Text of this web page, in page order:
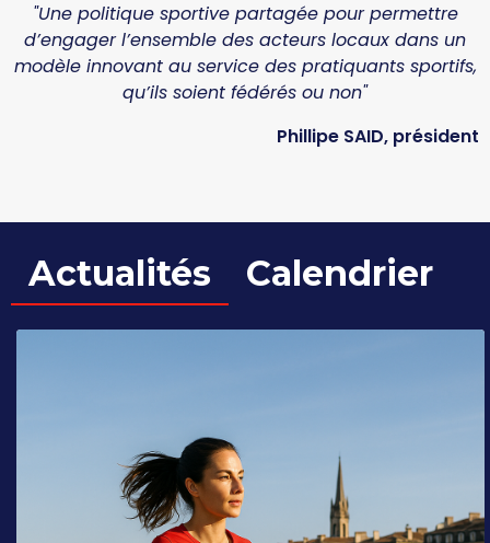
"Une politique sportive partagée pour permettre
d’engager l’ensemble des acteurs locaux dans un
modèle innovant au service des pratiquants sportifs,
qu’ils soient fédérés ou non"
Phillipe SAID, président
Actualités Calendrier